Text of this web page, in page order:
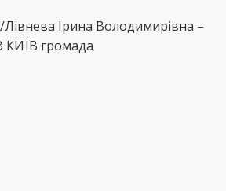
/Лівнева Ірина Володимирівна –
КИЇВ громада